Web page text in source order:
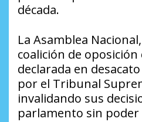
década.
La Asamblea
coalición de oposición
declarada en
por el Tribunal
invalidando sus
parlamento sin poder